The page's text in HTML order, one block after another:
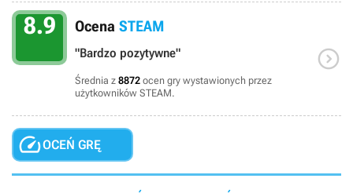
8.9 Ocena STEAM
"Bardzo pozytywne"
Średnia z 8872 ocen gry wystawionych przez
użytkowników STEAM.

OCEŃ GRĘ